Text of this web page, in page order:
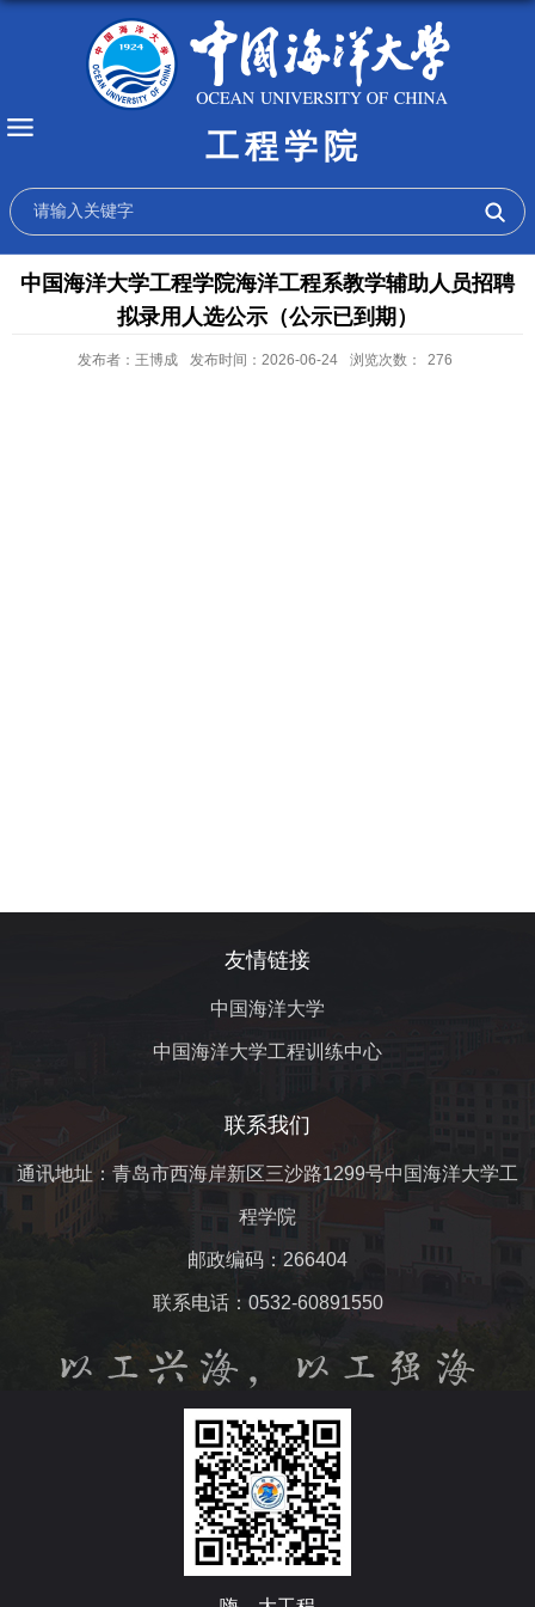
工程学院
中国海洋大学工程学院海洋工程系教学辅助人员招聘
拟录用人选公示（公示已到期）
发布者：王博成 发布时间：2026-06-24 浏览次数： 276
友情链接
中国海洋大学
中国海洋大学工程训练中心
联系我们
通讯地址：青岛市西海岸新区三沙路1299号中国海洋大学工
程学院
邮政编码：266404
联系电话：0532-60891550